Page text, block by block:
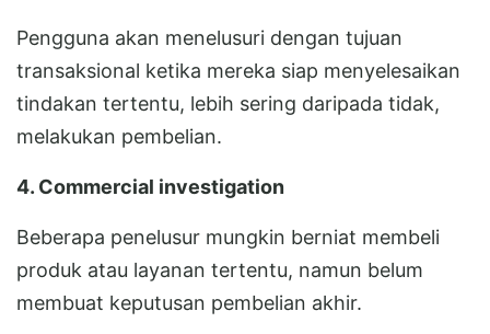
Pengguna akan menelusuri dengan tujuan
transaksional ketika mereka siap menyelesaikan
tindakan tertentu, lebih sering daripada tidak,
melakukan pembelian.
4. Commercial investigation
Beberapa penelusur mungkin berniat membeli
produk atau layanan tertentu, namun belum
membuat keputusan pembelian akhir.